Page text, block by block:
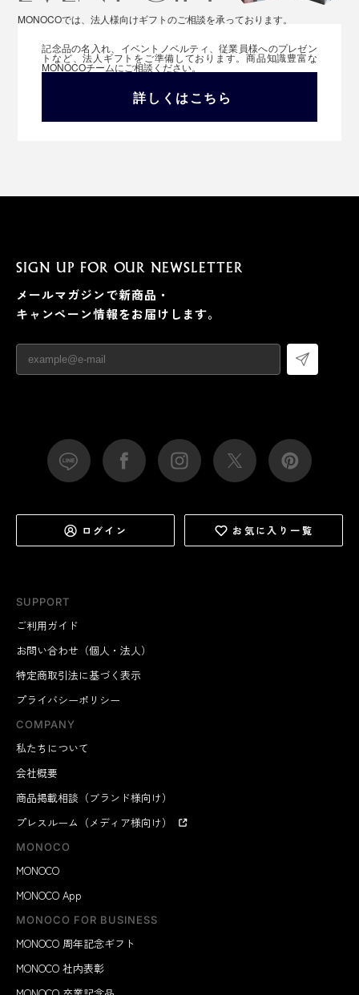
MONOCOでは、法人様向けギフトのご相談を承っております。
記念品の名入れ、イベントノベルティ、従業員様へのプレゼン
トなど、法人ギフトをご準備しております。商品知識豊富な
MONOCOチームにご相談ください。
詳しくはこちら
SUPPORT
ご利用ガイド
お問い合わせ（個人・法人）
特定商取引法に基づく表示
プライバシーポリシー
COMPANY
私たちについて
会社概要
商品掲載相談（ブランド様向け）
プレスルーム（メディア様向け）
MONOCO
MONOCO
MONOCO App
MONOCO FOR BUSINESS
MONOCO 周年記念ギフト
MONOCO 社内表彰
SIGN UP FOR OUR NEWSLETTER
メールマガジンで新商品・
キャンペーン情報をお届けします。
ログイン お気に入り一覧